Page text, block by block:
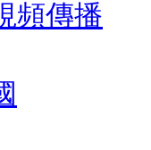
頻傳播